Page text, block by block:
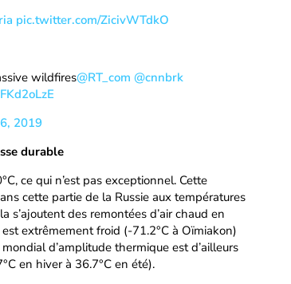
pic.twitter.com/ZicivWTdkO
wildfires@RT_com @cnnbrk
2019
durable
ce qui n’est pas exceptionnel. Cette
cette partie de la Russie aux températures
s’ajoutent des remontées d’air chaud en
extrêmement froid (-71.2°C à Oïmiakon)
d’amplitude thermique est d’ailleurs
en hiver à 36.7°C en été).